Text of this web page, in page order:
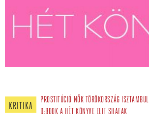
KRITIKA
PROSTITÚCIÓ NŐK TÖRÖKORSZÁG ISZTAMBUL
D:BOOK A HÉT KÖNYVE ELIF SHAFAK